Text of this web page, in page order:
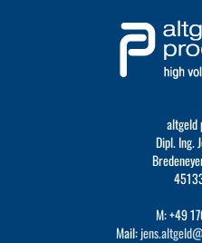
altgeld
Dipl. Ing.
M: +49
Mail: